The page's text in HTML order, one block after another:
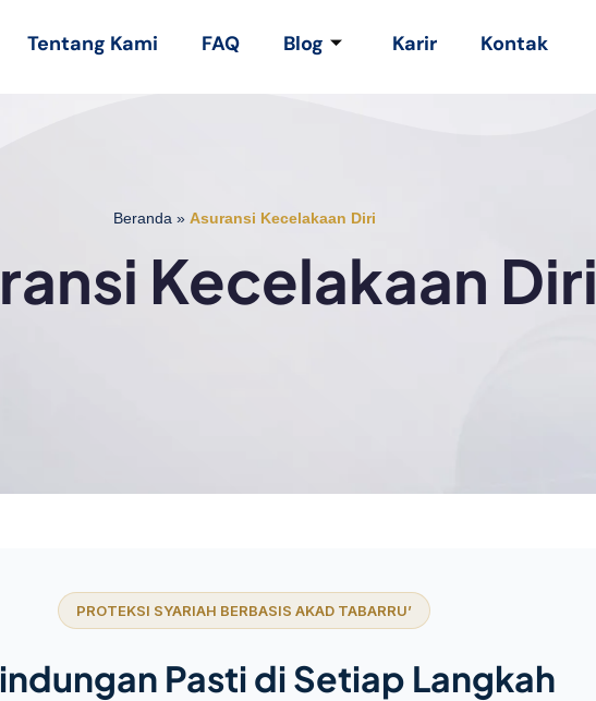
Tentang Kami FAQ Blog Karir Kontak
Beranda » Asuransi Kecelakaan Diri
Kecelakaan Diri
PROTEKSI SYARIAH BERBASIS AKAD TABARRU’
Pasti di Setiap Langkah